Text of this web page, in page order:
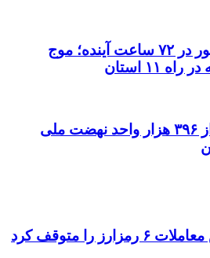
وضعیت جوی کشور در ۷۲ ساعت آینده؛ موج
۱۱ استان
تأمین مالی بیش از ۳۹۶ هزار واحد نهضت ملی
را متوقف کرد